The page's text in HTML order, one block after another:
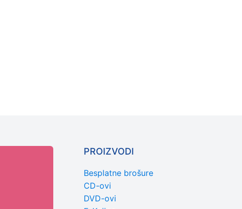
PROIZVODI
Besplatne brošure
CD-ovi
DVD-ovi